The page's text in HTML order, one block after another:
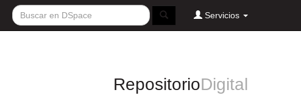
Servicios
RepositorioDigital